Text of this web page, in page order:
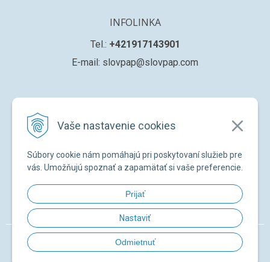
Vaše nastavenie cookies
Súbory cookie nám pomáhajú pri poskytovaní služieb pre
vás. Umožňujú spoznať a zapamätať si vaše preferencie.
Prijať
Nastaviť
Odmietnuť
INFOLINKA
Tel.: +421917143901
E-mail: slovpap@slovpap.com
Obchodné podmienky
Ochana osobných údajov
Registrácia nového zákazníka
Žiadosť o registráciu na ďalší predaj
Zabudnuté heslo
© 2026 SLOVPAP SK • NextShop&e-shop Pohoda Connector NextCom